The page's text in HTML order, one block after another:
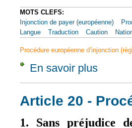
MOTS CLEFS:
Injonction de payer (européenne)
Langue
Traduction Caution
Procédure européenne d’injonction
En savoir plus
Article 20 -
1. Sans préjudice